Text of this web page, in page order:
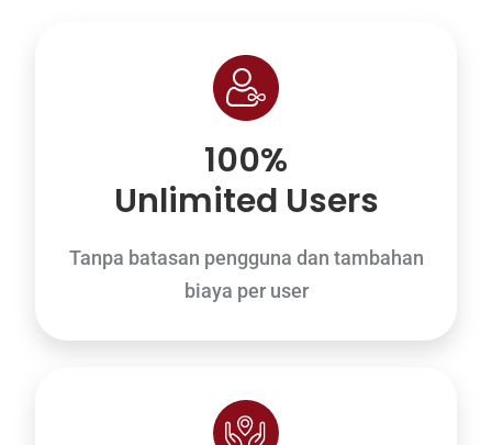
100%
Unlimited Users
Tanpa batasan pengguna dan tambahan
biaya per user